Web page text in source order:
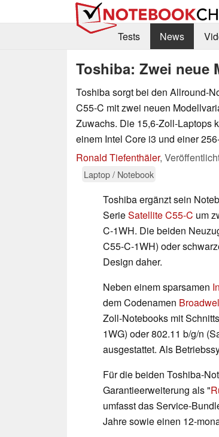
Tests
News
Toshiba: Zwei neue
Toshiba sorgt bei den Allround-
C55-C mit zwei neuen
Zuwachs. Die 15,6-Zoll-Laptops
einem Intel Core i3 und einer
Ronald Tiefenthäler,
Laptop / Notebook
Toshiba ergänzt sein
SerieSatellite C55-C um
C-1WH. Die beiden
C55-C-1WH) oder
Design daher.
Neben einem sparsamen
dem Codenamen
Zoll-Notebooks mit
1WG) oder 802.11 b/g/n
ausgestattet. Als
Für die beiden Toshiba-
Garantieerweiterung als "
umfasst das Service-
Jahre sowie einen 12-